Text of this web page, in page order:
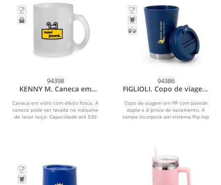
94398
KENNY M. Caneca em
(530 mL)
Caneca em vidro com efeito fosco. A
caneca pode ser lavada na máquina
de lavar loiça. Capacidade até 530
94386
FIGLIOLI. Copo de viagem
e à prova de vazamento
Copo de viagem em PP com parede
dupla e à prova de vazamento. A
tampa incorpora um sistema flip top